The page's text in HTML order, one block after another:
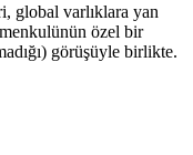
global varlıklara yan
özel bir
görüşüyle birlikte.